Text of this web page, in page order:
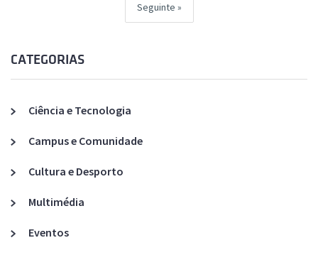
Seguinte
CATEGORIAS
Ciência e Tecnologia
Campus e Comunidade
Cultura e Desporto
Multimédia
Eventos